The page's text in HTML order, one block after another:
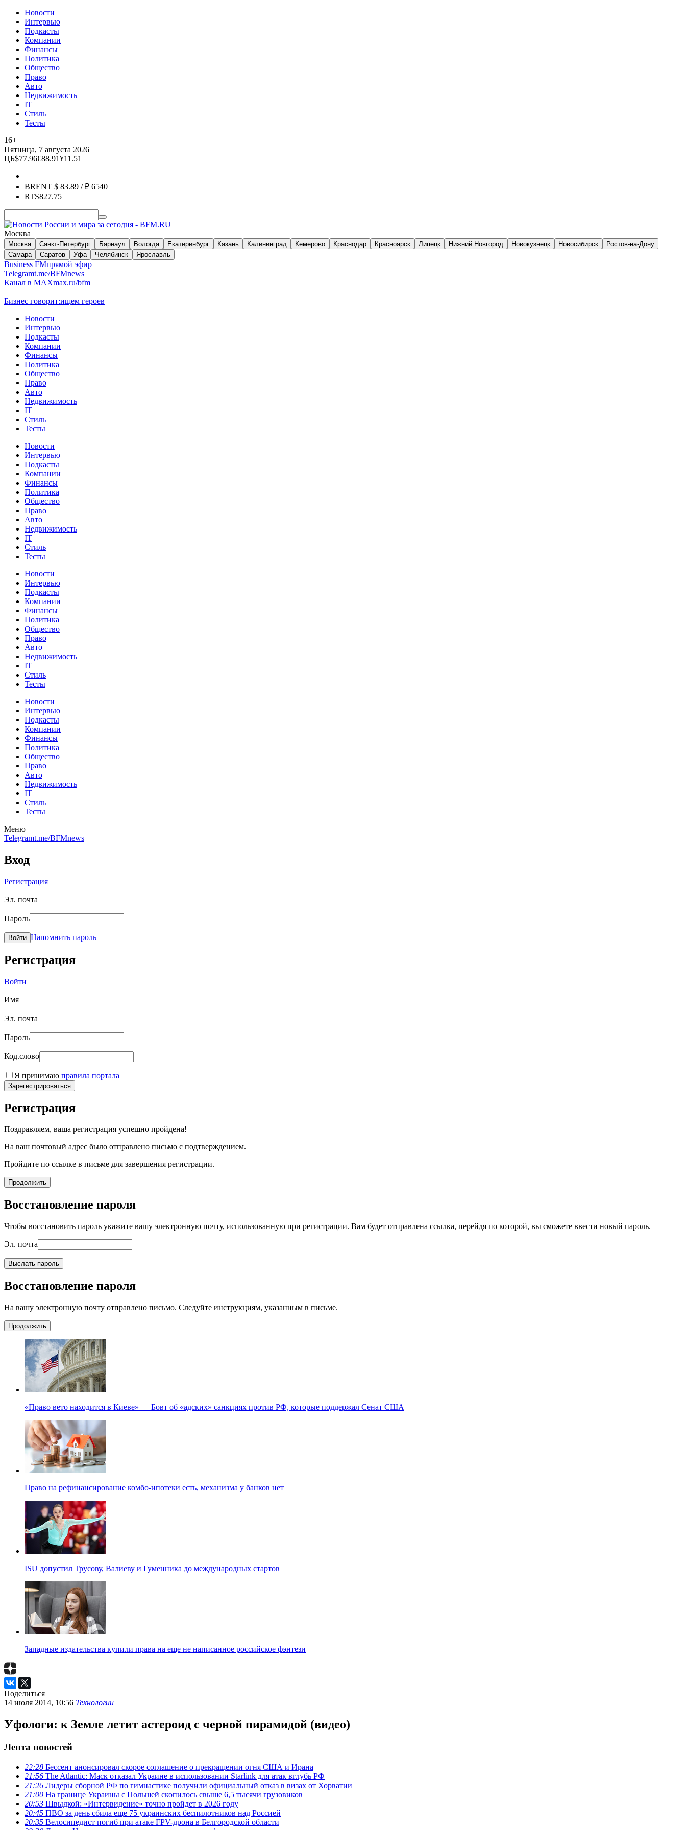
Новости
Интервью
Подкасты
Компании
Финансы
Политика
Общество
Право
Авто
Недвижимость
IT
Стиль
Тесты
16+
Пятница, 7 августа 2026
ЦБ$77.96€88.91¥11.51
BRENT $ 83.89 / ₽ 6540
RTS827.75
Москва
Москва Санкт-Петербург Барнаул Вологда Екатеринбург Казань Калининград Кемерово Краснодар Красноярск Липецк Нижний Новгород Новокузнецк Новосибирск
Ростов-на-Дону
Самара
Саратов Уфа Челябинск Ярославль
Business FMпрямой эфир
Telegramt.me/BFMnews
Канал в MAXmax.ru/bfm
Бизнес говорит:ищем героев
Новости
Интервью
Подкасты
Компании
Финансы
Политика
Общество
Право
Авто
Недвижимость
IT
Стиль
Тесты
Новости
Интервью
Подкасты
Компании
Финансы
Политика
Общество
Право
Авто
Недвижимость
IT
Стиль
Тесты
Новости
Интервью
Подкасты
Компании
Финансы
Политика
Общество
Право
Авто
Недвижимость
IT
Стиль
Тесты
Новости
Интервью
Подкасты
Компании
Финансы
Политика
Общество
Право
Авто
Недвижимость
IT
Стиль
Тесты
Меню
Telegramt.me/BFMnews
Вход
Регистрация
Эл. почта
Пароль
Войти Напомнить пароль
Регистрация
Войти
Имя
Эл. почта
Пароль
Код.слово
Я принимаю правила портала
Зарегистрироваться
Регистрация
Поздравляем, ваша регистрация успешно пройдена!
На ваш почтовый адрес было отправлено письмо с подтверждением.
Пройдите по ссылке в письме для завершения регистрации.
Продолжить
Восстановление пароля
Чтобы восстановить пароль укажите вашу электронную почту, использованную при регистрации. Вам будет отправлена ссылка, перейдя по которой, вы сможете ввести новый пароль.
Эл. почта
Выслать пароль
Восстановление пароля
На вашу электронную почту отправлено письмо. Следуйте инструкциям, указанным в письме.
Продолжить
«Право вето находится в Киеве» — Бовт об «адских» санкциях против РФ, которые поддержал Сенат США
Право на рефинансирование комбо-ипотеки есть, механизма у банков нет
ISU допустил Трусову, Валиеву и Гуменника до международных стартов
Западные издательства купили права на еще не написанное российское фэнтези
Поделиться
14 июля 2014, 10:56 Технологии
Уфологи: к Земле летит астероид с черной пирамидой (видео)
Лента новостей
22:28 Бессент анонсировал скорое соглашение о прекращении огня США и Ирана
21:56 The Atlantic: Маск отказал Украине в использовании Starlink для атак вглубь РФ
21:26 Лидеры сборной РФ по гимнастике получили официальный отказ в визах от Хорватии
21:00 На границе Украины с Польшей скопилось свыше 6,5 тысячи грузовиков
20:53 Швыдкой: «Интервидение» точно пройдет в 2026 году
20:45 ПВО за день сбила еще 75 украинских беспилотников над Россией
20:35 Велосипедист погиб при атаке FPV-дрона в Белгородской области